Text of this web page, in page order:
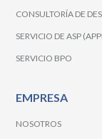
CONSULTORÍA DE
SERVICIO DE ASP
SERVICIO BPO
EMPRESA
NOSOTROS